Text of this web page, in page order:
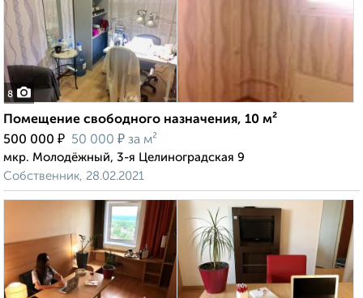
8
Помещение свободного назначения, 10 м²
500 000 ₽ 50 000 ₽ за м²
мкр. Молодёжный, 3-я Целиноградская 9
Собственник, 28.02.2021